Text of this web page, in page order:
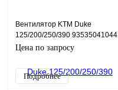
Вентилятор KTM Duke
125/200/250/390 93535041044
Цена по запросу
Подробнее